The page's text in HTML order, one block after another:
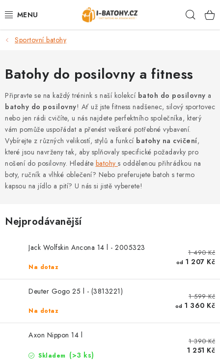
na
VÝPRODEJ %
BATOHY
TAŠKY, KABELKY
CESTOVNÍ ZAVAZADLA
LEDVINKY
PENĚŽENKY
PODLE AKTIVITY
ZNAČKY
Blog
Sportovní batohy
Batohy do posilovny a fitness
Připravte se na každý trénink s naší kolekcí batoh do posilovny a
batohy do posilovny! Ať už jste fitness nadšenec, silový sportovec
nebo jen rádi cvičíte, u nás najdete perfektního společníka, který
vám pomůže uspořádat a přenést veškeré potřebné vybavení.
Vybírejte z různých velikostí, stylů a funkcí batohy na cvičení,
které jsou navrženy tak, aby splňovaly specifické požadavky pro
nošení do posilovny. Hledáte batohy s oddělenou přihrádkou na
boty, ručník a vlhké oblečení? Nebo preferujete batoh s termo
kapsou na jídlo a pití? U nás si jistě vyberete!
Nejprodávanější
Jack Wolfskin Ancona 14 l - 2005323
Na dotaz
1 490 Kč
od 1 207 Kč
Deuter Gogo 25 l - (3813221)
Na dotaz
1 599 Kč
od 1 360 Kč
Axon Nippon 14 l
Skladem (>3 ks)
1 390 Kč
1 251 Kč